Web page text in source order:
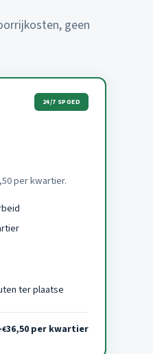
geen
24/7 SPOED
per kwartier.
ter plaatse
€36,50 per kwartier